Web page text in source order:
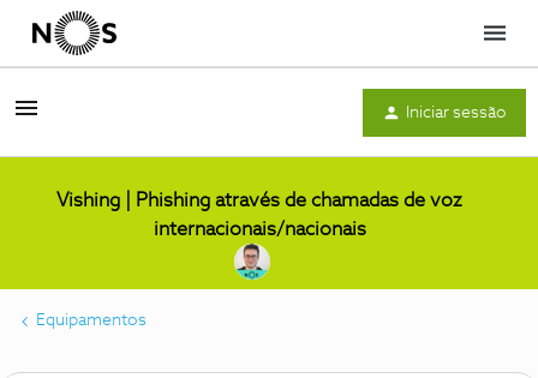
Menu
Iniciar sessão
Vishing | Phishing através de chamadas de voz
internacionais/nacionais
Equipamentos